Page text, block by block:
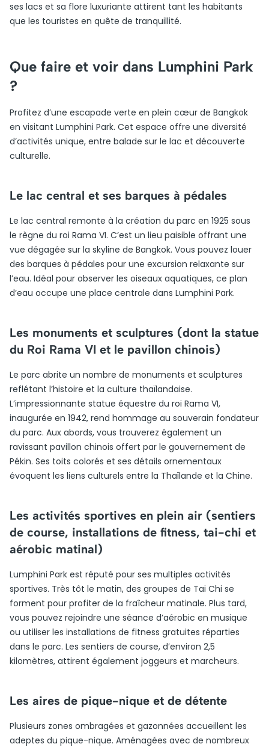
ses lacs et sa flore luxuriante attirent tant les habitants
que les touristes en quête de tranquillité.
Que faire et voir dans Lumphini Park
?
Profitez d’une escapade verte en plein cœur de Bangkok
en visitant Lumphini Park. Cet espace offre une diversité
d’activités unique, entre balade sur le lac et découverte
culturelle.
Le lac central et ses barques à pédales
Le lac central remonte à la création du parc en 1925 sous
le règne du roi Rama VI. C’est un lieu paisible offrant une
vue dégagée sur la skyline de Bangkok. Vous pouvez louer
des barques à pédales pour une excursion relaxante sur
l’eau. Idéal pour observer les oiseaux aquatiques, ce plan
d’eau occupe une place centrale dans Lumphini Park.
Les monuments et sculptures (dont la statue
du Roi Rama VI et le pavillon chinois)
Le parc abrite un nombre de monuments et sculptures
reflétant l’histoire et la culture thaïlandaise.
L’impressionnante statue équestre du roi Rama VI,
inaugurée en 1942, rend hommage au souverain fondateur
du parc. Aux abords, vous trouverez également un
ravissant pavillon chinois offert par le gouvernement de
Pékin. Ses toits colorés et ses détails ornementaux
évoquent les liens culturels entre la Thaïlande et la Chine.
Les activités sportives en plein air (sentiers
de course, installations de fitness, tai-chi et
aérobic matinal)
Lumphini Park est réputé pour ses multiples activités
sportives. Très tôt le matin, des groupes de Tai Chi se
forment pour profiter de la fraîcheur matinale. Plus tard,
vous pouvez rejoindre une séance d’aérobic en musique
ou utiliser les installations de fitness gratuites réparties
dans le parc. Les sentiers de course, d’environ 2,5
kilomètres, attirent également joggeurs et marcheurs.
Les aires de pique-nique et de détente
Plusieurs zones ombragées et gazonnées accueillent les
adeptes du pique-nique. Aménagées avec de nombreux